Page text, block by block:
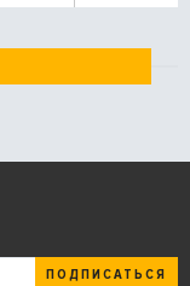
ПОДПИСАТЬСЯ